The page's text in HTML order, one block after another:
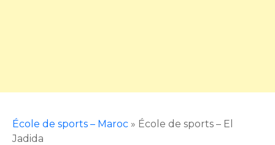
École de sports – Maroc » École de sports – El
Jadida